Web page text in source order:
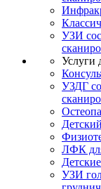
УЗИ
Услуги
УЗДГ
ЛФК
УЗИ